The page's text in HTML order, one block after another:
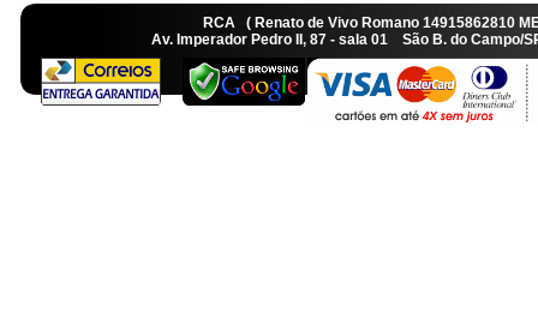
RCA ( Renato de Vivo Romano
Av. Imperador Pedro II, 87 - sala 01 São B. do